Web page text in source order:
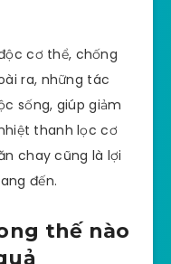
cơ thể, chống
ra, những tác
sống, giúp giảm
thanh lọc cơ
chay cũng là lợi
đến.
thế nào